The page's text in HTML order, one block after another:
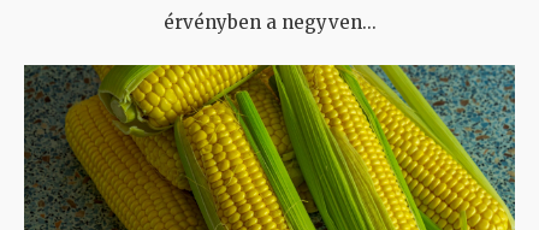
érvényben a negyven...